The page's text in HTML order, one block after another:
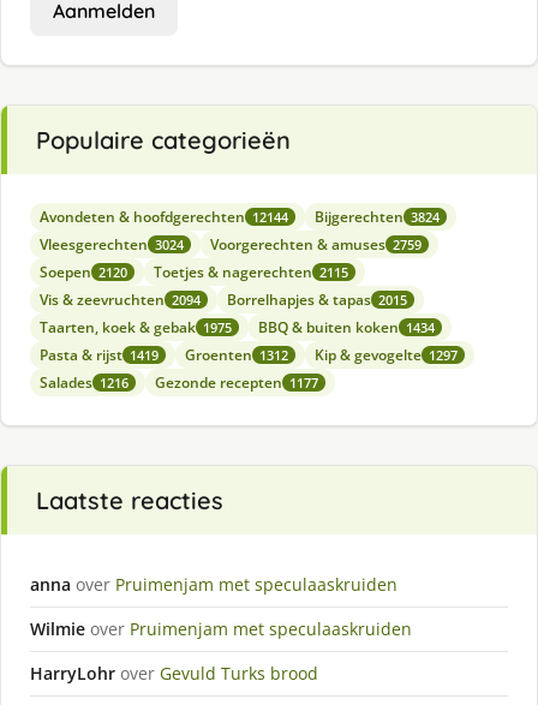
Aanmelden
Populaire categorieën
Avondeten & hoofdgerechten 12144 Bijgerechten 3824
Vleesgerechten 3024 Voorgerechten & amuses 2759
Soepen 2120 Toetjes & nagerechten 2115
Vis & zeevruchten 2094 Borrelhapjes & tapas 2015
Taarten, koek & gebak 1975 BBQ & buiten koken 1434
Pasta & rijst 1419 Groenten 1312 Kip & gevogelte 1297
Salades 1216 Gezonde recepten 1177
Laatste reacties
anna over Pruimenjam met speculaaskruiden
Wilmie over Pruimenjam met speculaaskruiden
HarryLohr over Gevuld Turks brood